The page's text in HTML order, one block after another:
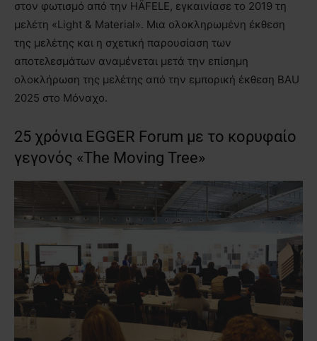
στον φωτισμό από την HÄFELE, εγκαινίασε το 2019 τη
μελέτη «Light & Material». Μια ολοκληρωμένη έκθεση
της μελέτης και η σχετική παρουσίαση των
αποτελεσμάτων αναμένεται μετά την επίσημη
ολοκλήρωση της μελέτης από την εμπορική έκθεση BAU
2025 στο Μόναχο.
25 χρόνια EGGER Forum με το κορυφαίο
γεγονός «The Moving Tree»